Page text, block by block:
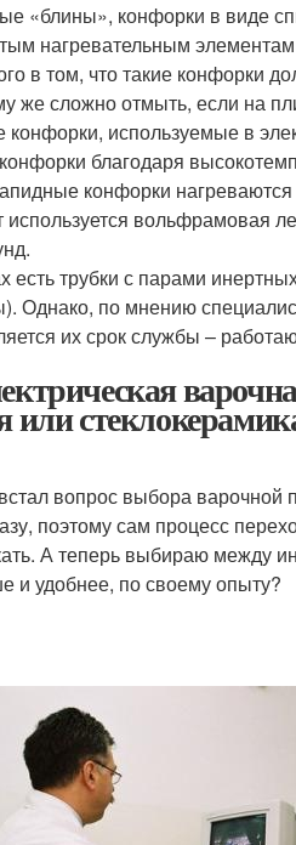
«блины», конфорки в виде
нагревательным
в том, что такие конфорки
же сложно отмыть, если на
используемые в
благодаря
конфорки нагреваются
вольфрамовая
есть трубки с парами
Однако, по мнению
их срок службы –
или
вопрос выбора варочной
поэтому сам процесс
А теперь выбираю между
и удобнее, по своему опыту?